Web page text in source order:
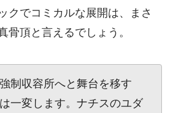
クでコミカルな展開は、まさ
骨頂と言えるでしょう。
制収容所へと舞台を移す
一変します。ナチスのユダ